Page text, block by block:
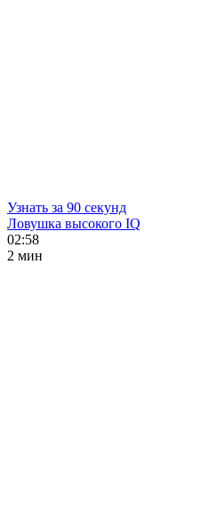
Узнать за 90 секунд
Ловушка высокого IQ
02:58
2 мин